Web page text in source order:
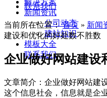
解决方案
新闻资讯
公司动态
建站知识
模板大全
联系我们
联系我们
当前所在位置：首页 » 新闻
建设和优化的好处数不胜数
企业做好网站建设
文章简介： 企业做好网站建
这个信息社会，信息就是企